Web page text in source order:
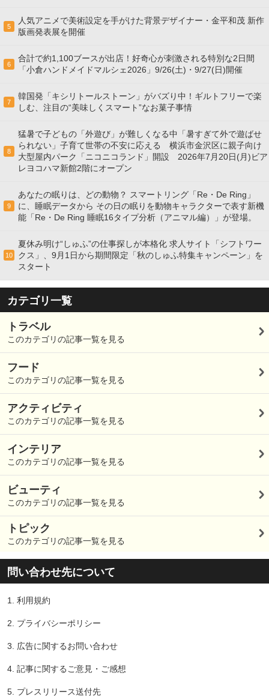
5
人気アニメで美術設定を手がけた背景デザイナー・金平和茂 新作
版画発表展を開催
6
合計で約1,100ブースが出店！好奇心が刺激される特別な2日間
「小倉ハンドメイドマルシェ2026」9/26(土)・9/27(日)開催
7
韓国発「キシリトールストーン」がバズり中！ギルトフリーで楽
しむ、注目の“美味しくスマート”なお菓子事情
8
猛暑で子どもの「外遊び」が難しくなる中「暑すぎて外で遊ばせ
られない」子育て世帯の不安に応える 横浜市金沢区に親子向け
大型屋内パーク「ニコニコランド」開設 2026年7月20日(月)ビア
レヨコハマ新館2階にオープン
9
あなたの眠りは、どの動物？ スマートリング「Re・De Ring」
に、睡眠データから その日の眠りを動物キャラクターで表す新機
能「Re・De Ring 睡眠16タイプ分析（アニマル編）」が登場。
10
夏休み明け“しゅふ”の仕事探しが本格化 求人サイト「シフトワー
クス」、9月1日から期間限定「秋のしゅふ特集キャンペーン」を
スタート
カテゴリ一覧
トラベル
このカテゴリの記事一覧を見る
フード
このカテゴリの記事一覧を見る
アクティビティ
このカテゴリの記事一覧を見る
インテリア
このカテゴリの記事一覧を見る
ビューティ
このカテゴリの記事一覧を見る
トピック
このカテゴリの記事一覧を見る
問い合わせ先について
1. 利用規約
2. プライバシーポリシー
3. 広告に関するお問い合わせ
4. 記事に関するご意見・ご感想
5. プレスリリース送付先